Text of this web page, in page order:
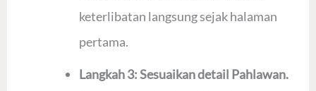
keterlibatan langsung sejak halaman
pertama.
Langkah 3: Sesuaikan detail Pahlawan.